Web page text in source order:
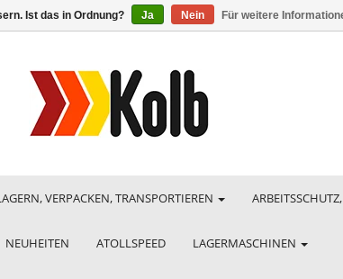
VERPACKEN, TRANSPORTIEREN
NEUHEITEN ATOLLSPEED LAGERMASCHINEN
Ist das in Ordnung? Ja Nein Für weitere